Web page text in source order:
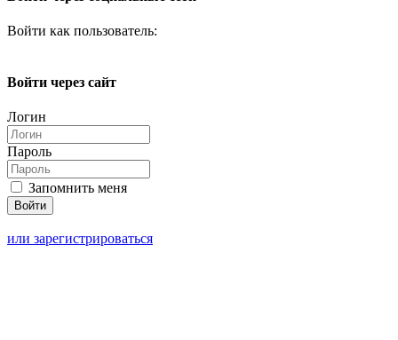
Войти как пользователь:
Войти через сайт
Логин
Пароль
Запомнить меня
или зарегистрироваться